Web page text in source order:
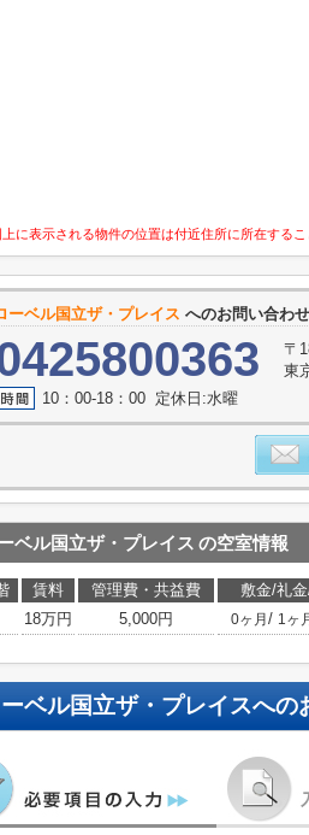
に表示される物件の位置は付近住所に所在する
ーベル国立ザ・プレイス へのお問い合わ
〒
東
10：00-18：00 定休日:水曜
ベル国立ザ・プレイス の空室情報
賃料 管理費・共益費 敷金/礼
18万円 5,000円 0ヶ月 / 1ヶ
ベル国立ザ・プレイスへの